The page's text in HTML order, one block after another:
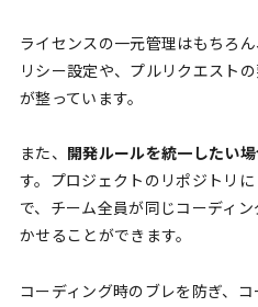
ライセンスの一元管理はもちろ
リシー設定や、プルリクエスト
が整っています。
また、 開発ルールを統一したい
す。プロジェクトのリポジトリ
で、チーム全員が同じコーディ
かせることができます。
コーディング時のブレを防ぎ、